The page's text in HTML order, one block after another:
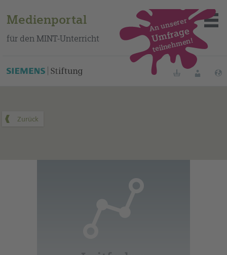
Medienportal
für den MINT-Unterricht
Über das Portal
Merklisten
An unserer
Umfrage
teilnehmen!
Dieses Medium finden Sie auf unserem spanischen